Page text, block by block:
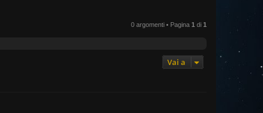
0 argomenti • Pagina 1 di 1
Vai a